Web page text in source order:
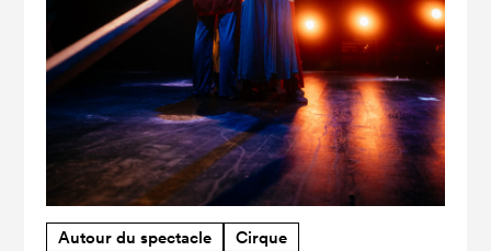
Autour du spectacle Cirque